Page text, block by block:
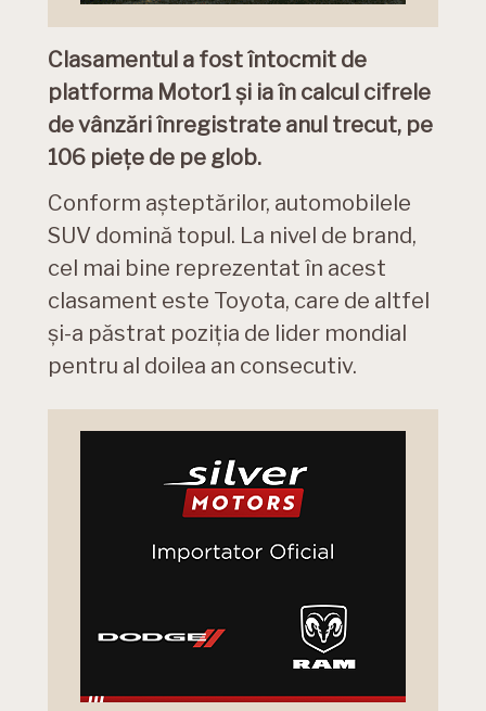
Clasamentul a fost întocmit de
platforma Motor1 și ia în calcul cifrele
de vânzări înregistrate anul trecut, pe
106 piețe de pe glob.
Conform așteptărilor, automobilele
SUV domină topul. La nivel de brand,
cel mai bine reprezentat în acest
clasament este Toyota, care de altfel
și-a păstrat poziția de lider mondial
pentru al doilea an consecutiv.